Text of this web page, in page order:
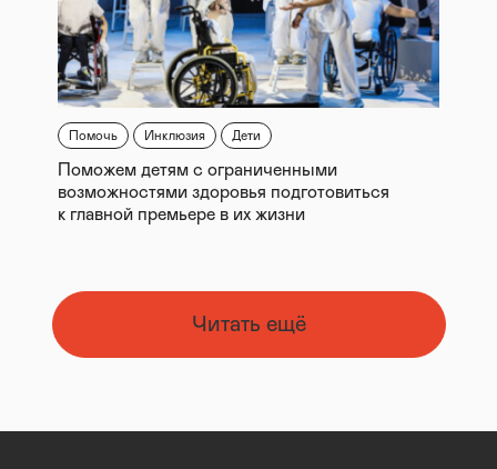
Помочь Инклюзия Дети
Поможем детям с ограниченными
возможностями здоровья подготовиться
к главной премьере в их жизни
Читать ещё